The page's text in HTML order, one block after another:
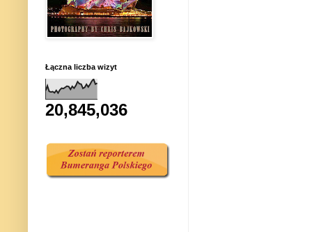
Łączna liczba wizyt
20,845,036